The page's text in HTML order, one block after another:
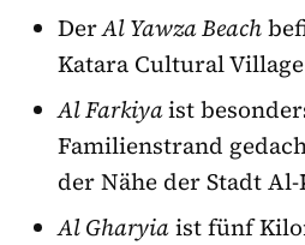
DerAl Yawza Beach
Katara Cultural
Al Farkiyaist
Familienstrand
der Nähe der Stadt
Al Gharyiaist fünf